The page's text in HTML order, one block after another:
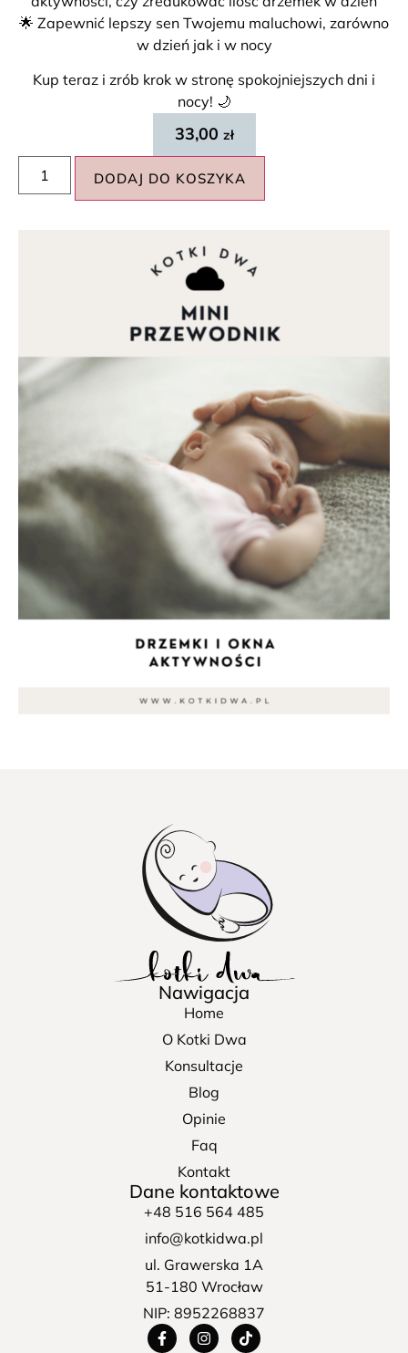
🌟 Zapewnić lepszy sen Twojemu maluchowi, zarówno
w dzień jak i w nocy
Kup teraz i zrób krok w stronę spokojniejszych dni i
nocy! 🌙
33,00 zł
DODAJ DO KOSZYKA
Nawigacja
Home
O Kotki Dwa
Konsultacje
Blog
Opinie
Faq
Kontakt
Dane kontaktowe
+48 516 564 485
info@kotkidwa.pl
ul. Grawerska 1A
51-180 Wrocław
NIP: 8952268837